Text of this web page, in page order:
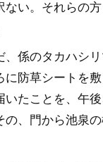
い。それらの
、係のタカハシ
防草シートを
たことを、午
、門から池泉